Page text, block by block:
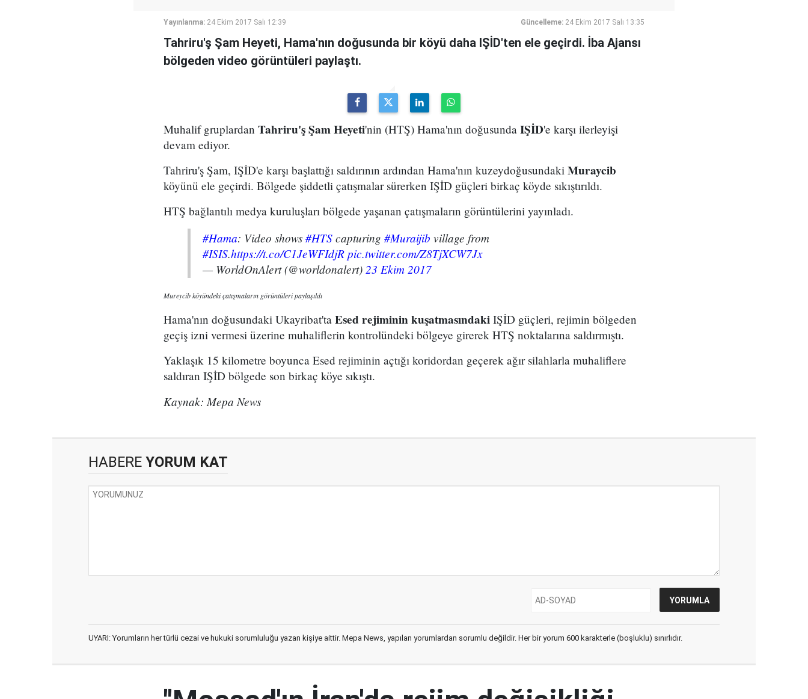
Yayınlanma: 24 Ekim 2017 Salı 12:39 Güncelleme: 24 Ekim 2017 Salı 13:35
Tahriru'ş Şam Heyeti, Hama'nın doğusunda bir köyü daha IŞİD'ten ele geçirdi. İba Ajansı
bölgeden video görüntüleri paylaştı.
Muhalif gruplardan Tahriru'ş Şam Heyeti'nin (HTŞ) Hama'nın doğusunda IŞİD'e karşı ilerleyişi
devam ediyor.
Tahriru'ş Şam, IŞİD'e karşı başlattığı saldırının ardından Hama'nın kuzeydoğusundaki Muraycib
köyünü ele geçirdi. Bölgede şiddetli çatışmalar sürerken IŞİD güçleri birkaç köyde sıkıştırıldı.
HTŞ bağlantılı medya kuruluşları bölgede yaşanan çatışmaların görüntülerini yayınladı.
#Hama: Video shows#HTScapturing #Muraijib village from
#ISIS.https://t.co/C1JeWFIdjRpic.twitter.com/Z8TjXCW7Jx
— WorldOnAlert (@worldonalert)23 Ekim 2017
Mureycib köyündeki çatışmaların görüntüleri paylaşıldı
Hama'nın doğusundaki Ukayribat'ta Esed rejiminin kuşatmasındaki IŞİD güçleri, rejimin bölgeden
geçiş izni vermesi üzerine muhaliflerin kontrolündeki bölgeye girerek HTŞ noktalarına saldırmıştı.
Yaklaşık 15 kilometre boyunca Esed rejiminin açtığı koridordan geçerek ağır silahlarla muhaliflere
saldıran IŞİD bölgede son birkaç köye sıkıştı.
Kaynak: Mepa News
HABERE YORUM KAT
UYARI: Yorumların her türlü cezai ve hukuki sorumluluğu yazan kişiye aittir. Mepa News, yapılan yorumlardan sorumlu değildir. Her bir yorum 600 karakterle (boşluklu) sınırlıdır.